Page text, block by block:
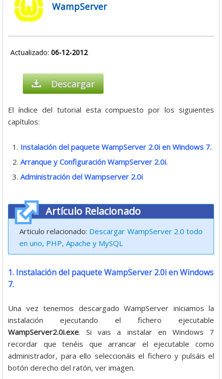
WampServer
Actualizado: 06-12-2012
Descargar
El índice del tutorial esta compuesto por los siguientes
capítulos:
Instalación del paquete WampServer 2.0i en Windows 7.
Arranque y Configuración WampServer 2.0i.
Administración del Wampserver 2.0i
Artículo Relacionado
Articulo relacionado: Descargar WampServer 2.0 todo
en uno, PHP, Apache y MySQL
1. Instalación del paquete WampServer 2.0i en Windows
7.
Una vez tenemos descargado WampServer iniciamos la
instalación ejecutando el fichero ejecutable
WampServer2.0i.exe. Si vais a instalar en Windows 7
recordar que tenéis que arrancar el ejecutable como
administrador, para ello seleccionáis el fichero y pulsáis el
botón derecho del ratón, ver imagen.